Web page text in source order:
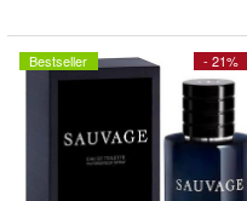
- 21%
Bestseller